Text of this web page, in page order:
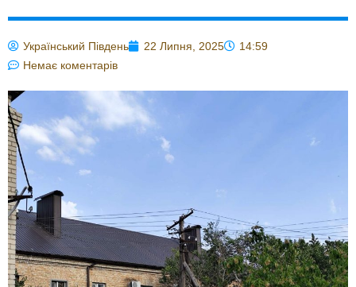
Український Південь 22 Липня, 2025
14:59
Немає коментарів